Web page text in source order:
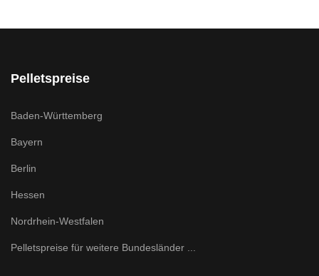
Pelletspreise
Baden-Württemberg
Bayern
Berlin
Hessen
Nordrhein-Westfalen
Pelletspreise für weitere Bundesländer ...